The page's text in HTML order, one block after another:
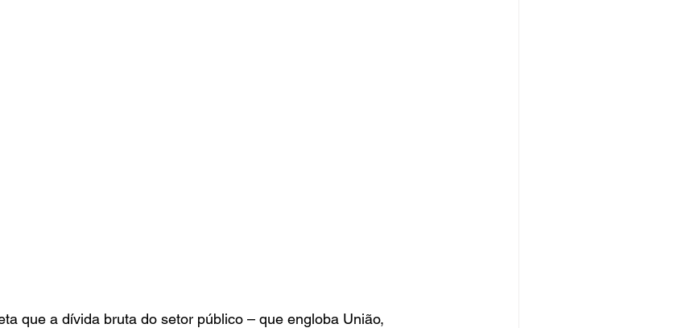
que a dívida bruta do setor público – que engloba União,